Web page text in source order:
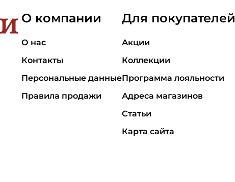
О компании
О нас
Контакты
Персональные данные
Правила продажи
Для покупателей
Акции
Коллекции
Программа лояльности
Адреса магазинов
Статьи
Карта сайта